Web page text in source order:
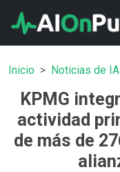
Inicio Noticias de IA
KPMG
actividad
de más de